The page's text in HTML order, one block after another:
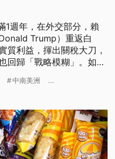
1週年，在外交部分，賴
Trump）重返白
質利益，揮出關稅大刀，
回歸「戰略模糊」。如何
日本，有學者認為，賴總
中南美洲 ...